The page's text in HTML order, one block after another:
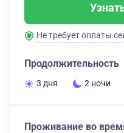
Не требует оплаты
Продолжительность
3 дня 2 ночи
Проживание во